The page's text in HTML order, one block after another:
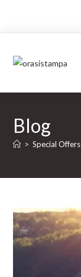
contenuto
Blog
> Special Offers